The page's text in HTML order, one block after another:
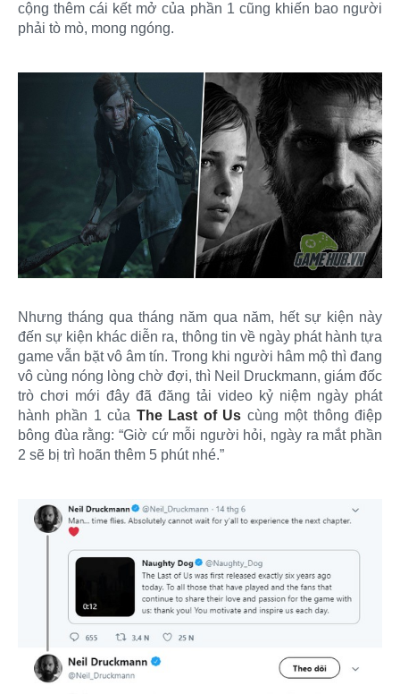
cộng thêm cái kết mở của phần 1 cũng khiến bao người
phải tò mò, mong ngóng.
Nhưng tháng qua tháng năm qua năm, hết sự kiện này
đến sự kiện khác diễn ra, thông tin về ngày phát hành tựa
game vẫn bặt vô âm tín. Trong khi người hâm mộ thì đang
vô cùng nóng lòng chờ đợi, thì Neil Druckmann, giám đốc
trò chơi mới đây đã đăng tải video kỷ niệm ngày phát
hành phần 1 của The Last of Us cùng một thông điệp
bông đùa rằng: “Giờ cứ mỗi người hỏi, ngày ra mắt phần
2 sẽ bị trì hoãn thêm 5 phút nhé.”